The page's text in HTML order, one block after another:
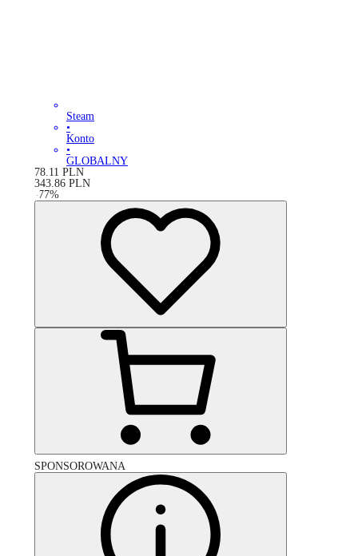
Steam
•
Konto
•
GLOBALNY
78.11 PLN
343.86 PLN
-77%
SPONSOROWANA